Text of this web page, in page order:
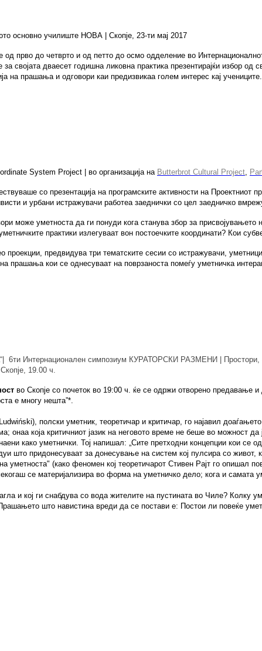
основно училиште НОВА | Скопје, 23-ти мај 201 7
од прво до четврто и од петто до осмо одделение во
дваесет годишна ликовна практика презентирајќи избор од
на прашања и одговори каи предизвикаа голем интерес кај учениците.
System Project | во организација на Butterbrot Cultural Project,
со презентација на програмските активности на Проектниот
и урбани истражувачи работеа заеднички со цел заедничко
може уметноста да ги понуди кога станува збор за присвојувањето
практики излегуваат вон постоечките координати? Кои
проекции, предвидува три тематските сесии со истражувачи,
кои се однесуваат на поврзаноста помеѓу уметничка
6ти Интернационален симпозиум КУРАТОРСКИ РАЗМЕНИ
19.00 ч.
во Скопје со почеток во 19:00 ч. ќе се одржи отворено предавање и
е многу нешта”*
Ludwiński), полски уметник, теоретичар и критичар, го најавил
која критичниот јазик на неговото време не беше во можност
како уметнички. Тој напишал: „Сите претходни концепции кои се
што придонесуваат за донесување на систем кој пулсира со живот,
уметноста" (како феномен кој теоретичарот Стивен Рајт го опишал
се материјализира во форма на уметничко дело; кога и
и кој ги снабдува со вода жителите на пустината во Чиле? Колку
што навистина вреди да се постави е: Постои ли повеќе